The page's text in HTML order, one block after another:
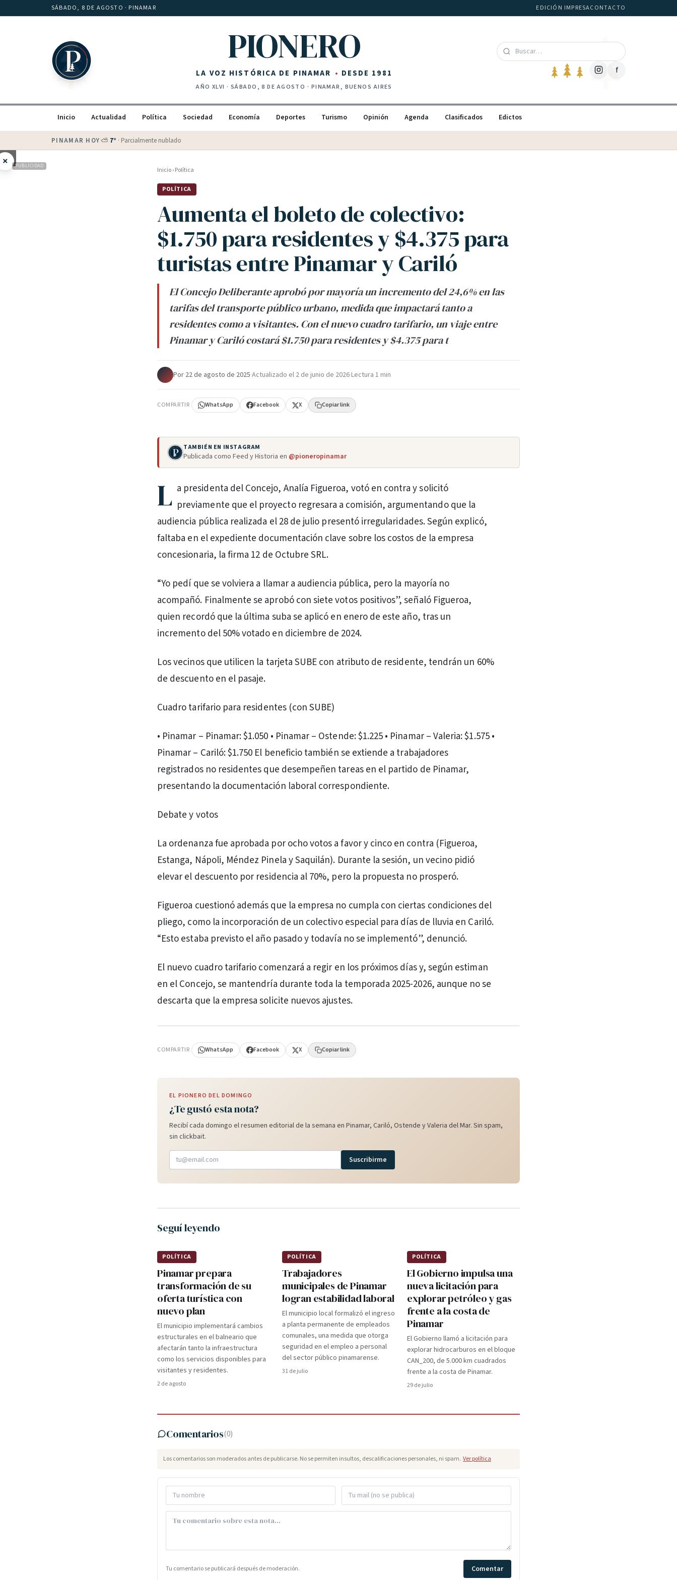
Saltar al contenidoSÁBADO, 8 DE AGOSTO · PINAMAR EDICIÓN IMPRESACONTACTO
PIONERO
LA VOZ HISTÓRICA DE PINAMAR DESDE 1981
AÑO XLVI · SÁBADO, 8 DE AGOSTO · PINAMAR, BUENOS AIRES
f
Inicio Actualidad Política Sociedad Economía Deportes Turismo Opinión Agenda Clasificados Edictos
PINAMAR HOY·💵 Dólar blue$1525 · oficial $
× PUBLICIDAD Inicio›Política
POLÍTICA
Aumenta el boleto de colectivo:
$1.750 para residentes y $4.375 para
turistas entre Pinamar y Cariló
El Concejo Deliberante aprobó por mayoría un incremento del 24,6% en las
tarifas del transporte público urbano, medida que impactará tanto a
residentes como a visitantes. Con el nuevo cuadro tarifario, un viaje entre
Pinamar y Cariló costará $1.750 para residentes y $4.375 para t
Por·22 de agosto de 2025·Actualizado el 2 de junio de 2026·Lectura 1 min
COMPARTIR WhatsApp Facebook X Copiar link
TAMBIÉN EN INSTAGRAM
Publicada como Feed y Historia en @pioneropinamar
L a presidenta del Concejo, Analía Figueroa, votó en contra y solicitó
previamente que el proyecto regresara a comisión, argumentando que la
audiencia pública realizada el 28 de julio presentó irregularidades. Según explicó,
faltaba en el expediente documentación clave sobre los costos de la empresa
concesionaria, la firma 12 de Octubre SRL.
“Yo pedí que se volviera a llamar a audiencia pública, pero la mayoría no
acompañó. Finalmente se aprobó con siete votos positivos”, señaló Figueroa,
quien recordó que la última suba se aplicó en enero de este año, tras un
incremento del 50% votado en diciembre de 2024.
Los vecinos que utilicen la tarjeta SUBE con atributo de residente, tendrán un 60%
de descuento en el pasaje.
Cuadro tarifario para residentes (con SUBE)
• Pinamar – Pinamar: $1.050 • Pinamar – Ostende: $1.225 • Pinamar – Valeria: $1.575 •
Pinamar – Cariló: $1.750 El beneficio también se extiende a trabajadores
registrados no residentes que desempeñen tareas en el partido de Pinamar,
presentando la documentación laboral correspondiente.
Debate y votos
La ordenanza fue aprobada por ocho votos a favor y cinco en contra (Figueroa,
Estanga, Nápoli, Méndez Pinela y Saquilán). Durante la sesión, un vecino pidió
elevar el descuento por residencia al 70%, pero la propuesta no prosperó.
Figueroa cuestionó además que la empresa no cumpla con ciertas condiciones del
pliego, como la incorporación de un colectivo especial para días de lluvia en Cariló.
“Esto estaba previsto el año pasado y todavía no se implementó”, denunció.
El nuevo cuadro tarifario comenzará a regir en los próximos días y, según estiman
en el Concejo, se mantendría durante toda la temporada 2025-2026, aunque no se
descarta que la empresa solicite nuevos ajustes.
COMPARTIR WhatsApp Facebook X Copiar link
EL PIONERO DEL DOMINGO
¿Te gustó esta nota?
Recibí cada domingo el resumen editorial de la semana en Pinamar, Cariló, Ostende y Valeria del Mar. Sin spam,
sin clickbait.
Suscribirme
Seguí leyendo
POLÍTICA
Pinamar prepara
transformación de su
oferta turística con
nuevo plan
El municipio implementará cambios
estructurales en el balneario que
afectarán tanto la infraestructura
como los servicios disponibles para
visitantes y residentes.
2 de agosto
POLÍTICA
Trabajadores
municipales de Pinamar
logran estabilidad laboral
El municipio local formalizó el ingreso
a planta permanente de empleados
comunales, una medida que otorga
seguridad en el empleo a personal
del sector público pinamarense.
31 de julio
POLÍTICA
El Gobierno impulsa una
nueva licitación para
explorar petróleo y gas
frente a la costa de
Pinamar
El Gobierno llamó a licitación para
explorar hidrocarburos en el bloque
CAN_200, de 5.000 km cuadrados
frente a la costa de Pinamar.
29 de julio
Comentarios(0)
Los comentarios son moderados antes de publicarse. No se permiten insultos, descalificaciones personales, ni spam. Ver política
Tu comentario se publicará después de moderación. Comentar